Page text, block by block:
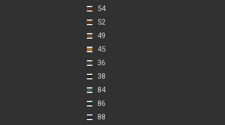
54
52
49
45
36
38
84
86
88